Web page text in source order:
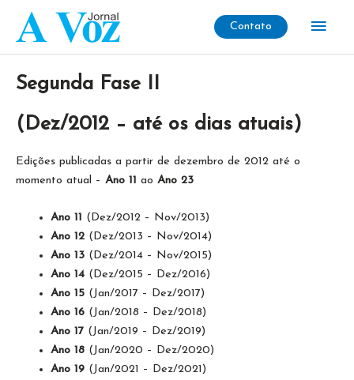
Contato
Segunda Fase II
(Dez/2012 – até os dias atuais)
Edições publicadas a partir de dezembro de 2012 até o
momento atual – Ano 11 ao Ano 23
Ano 11 (Dez/2012 – Nov/2013)
Ano 12(Dez/2013 – Nov/2014)
Ano 13(Dez/2014 – Nov/2015)
Ano 14(Dez/2015 – Dez/2016)
Ano 15(Jan/2017 – Dez/2017)
Ano 16(Jan/2018 – Dez/2018)
Ano 17(Jan/2019 – Dez/2019)
Ano 18(Jan/2020 – Dez/2020)
Ano 19(Jan/2021 – Dez/2021)